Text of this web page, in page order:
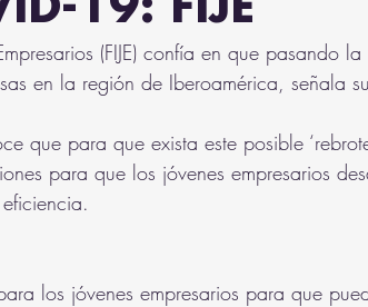
(FIJE) confía en que pasando
en la región de Iberoamérica, señala su
que para que exista este posible
para que los jóvenes empresarios
los jóvenes empresarios para que